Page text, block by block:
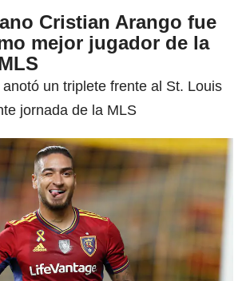
Cristian Arango fue
mejor jugador de la
un triplete frente al St. Louis
jornada de la MLS